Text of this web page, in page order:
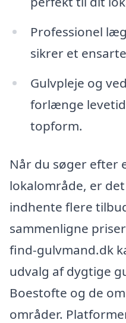
Professionel
sikrer et
Gulvpleje og
forlænge
topform.
Når du søger efter
lokalområde, er
indhente flere
sammenligne
find-gulvmand.dk
udvalg af dygtige
Boestofte og de
områder.